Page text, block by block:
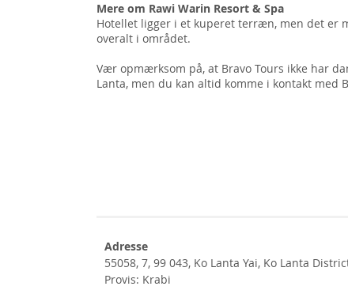
Mere om Rawi Warin Resort & Spa
Hotellet ligger i et kuperet terræn, men det er
overalt i området.
Vær opmærksom på, at Bravo Tours ikke har
Lanta, men du kan altid komme i kontakt med
Adresse
55058, 7, 99 043, Ko Lanta Yai, Ko Lanta
Provis: Krabi